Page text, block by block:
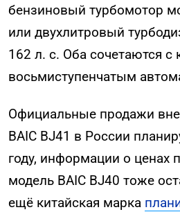
бензиновый турбомотор
или двухлитровый
162 л. с. Оба сочетаются с
восьмиступенчатым
Официальные продажи
BAIC BJ41 в России
году, информации о ценах
модель BAIC BJ40 тоже
ещё китайская марка